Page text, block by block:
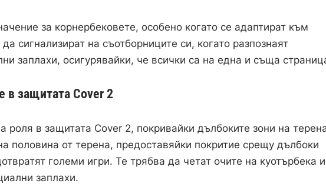
за корнербековете, особено когато се адаптират към
сигнализират на съотборниците си, когато разпознаят
заплахи, осигурявайки, че всички са на една и съща
в защитата Cover 2
в защитата Cover 2, покривайки дълбоките зони на
половина от терена, предоставяйки покритие срещу дълбоки
големи игри. Те трябва да четат очите на куотърбека
заплахи.